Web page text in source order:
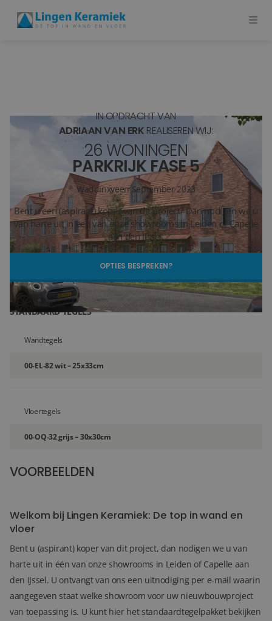
SHOWROOM BEZOEKEN
Stijlstudio's
Projecten
Blog
Contact
IN OPDRACHT VAN
ADRIAAN VAN ERK REALISEREN WIJ:
26 WONINGEN
PARKRIJK FASE 5
Waddinxveen September 2023
Bent u een (aspirant) koper van dit project? Dan nodigen we u
van harte uit in een van onze showrooms in Leiden of Capelle
aan den IJssel.
OPTIES BESPREKEN?
STANDAARD TEGELS
Wandtegels
00-EL-82 wit – 25x33cm
Vloertegels
00-OQ-32 grijs – 30x30cm
VOORBEELDEN
Welkom bij Lingen Keramiek: De top in wand en
vloer
Bent u (aspirant) koper van dit project, dan nodigen we u van
harte uit in één van onze showrooms in Leiden of Capelle aan
den IJssel. U ontvangt van ons een uitnodiging per e-mail waarin
aangegeven staat welke showroom voor uw nieuwbouwproject
van toepassing is. U kunt hier het standaardtegelpakket bekijken